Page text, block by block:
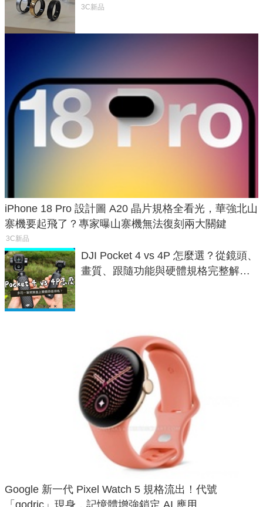
與智慧家電連動功能
3C新品
iPhone 18 Pro 設計圖 A20 晶片規格全看光，華強北山
寨機要起飛了？專家曝山寨機無法復刻兩大關鍵
3C新品
DJI Pocket 4 vs 4P 怎麼選？從鏡頭、
畫質、跟隨功能與硬體規格完整解
Google 新一代 Pixel Watch 5 規格流出！代號